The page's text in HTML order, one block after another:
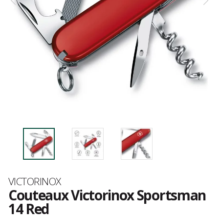
Marque
VICTORINOX
Couteaux Victorinox Sportsman
14 Red